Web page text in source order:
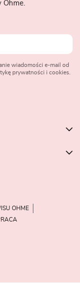
wiadomości e-mail od
prywatności i cookies.
OHME